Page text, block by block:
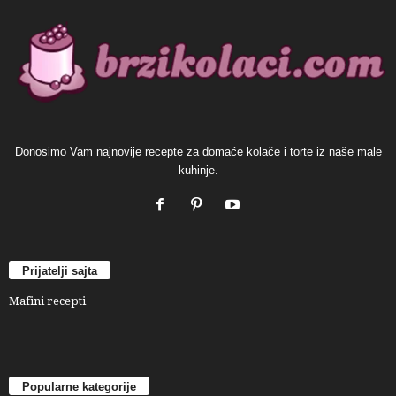
Donosimo Vam najnovije recepte za domaće kolače i torte iz naše male
kuhinje.
Prijatelji sajta
Mafini recepti
Popularne kategorije